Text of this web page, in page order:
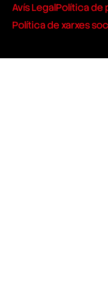
Avís LegalPolítica de
Política de xarxes